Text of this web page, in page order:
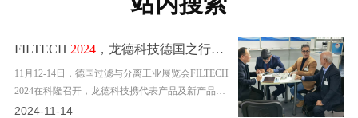
FILTECH 2024，龙德科技德国之行圆满收官
11月12-14日，德国过滤与分离工业展览会FILTECH
2024在科隆召开，龙德科技携代表产品及新产品亮
相本次大会，完成了FILTECH舞台的首秀。
2024-11-14